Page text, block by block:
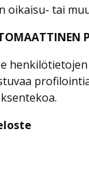
oikaisu- tai